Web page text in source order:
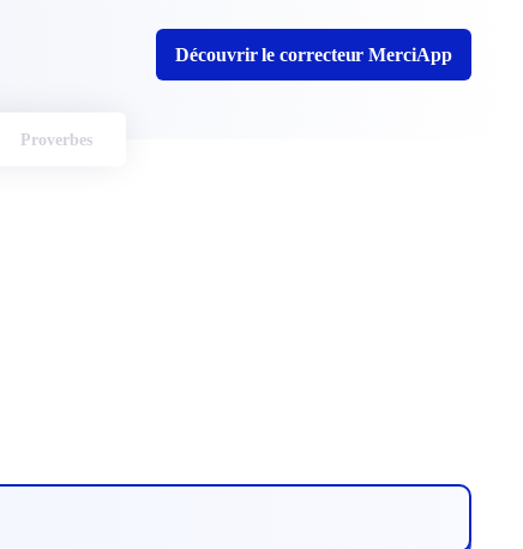
Découvrir le correcteur MerciApp
Proverbes